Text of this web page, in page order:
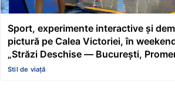
Sport, experimente interactive și
pictură pe Calea Victoriei, în
„Străzi Deschise — București,
Stil de viață